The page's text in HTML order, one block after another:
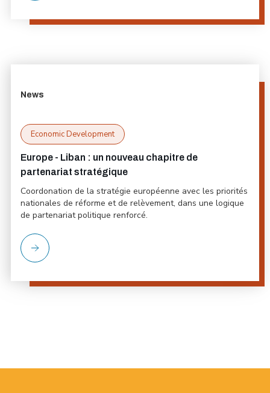
News
Economic Development
Europe - Liban : un nouveau chapitre de
partenariat stratégique
Coordonation de la stratégie européenne avec les priorités
nationales de réforme et de relèvement, dans une logique
de partenariat politique renforcé.